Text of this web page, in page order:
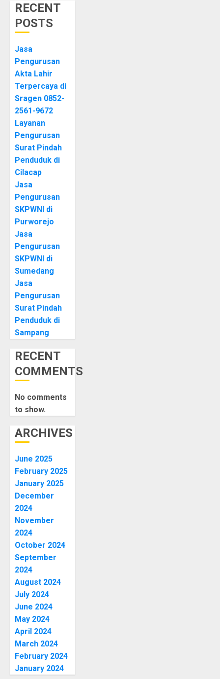
RECENT
POSTS
Jasa
Pengurusan
Akta Lahir
Terpercaya di
Sragen 0852-
2561-9672
Layanan
Pengurusan
Surat Pindah
Penduduk di
Cilacap
Jasa
Pengurusan
SKPWNI di
Purworejo
Jasa
Pengurusan
SKPWNI di
Sumedang
Jasa
Pengurusan
Surat Pindah
Penduduk di
Sampang
RECENT
COMMENTS
No comments
to show.
ARCHIVES
June 2025
February 2025
January 2025
December
2024
November
2024
October 2024
September
2024
August 2024
July 2024
June 2024
May 2024
April 2024
March 2024
February 2024
January 2024